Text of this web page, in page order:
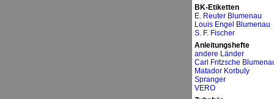
BK-Etiketten
E. Reuter Blumenau
Louis Engel Blumenau
S. F. Fischer
Anleitungshefte
andere Länder
Carl Fritzsche
Matador Korbuly
Spranger
VERO